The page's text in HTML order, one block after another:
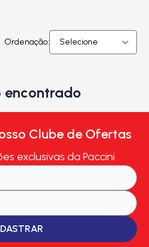
Ordenação:
encontrado
Clube de Ofertas
exclusivas da Paccini